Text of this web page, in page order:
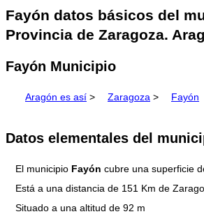
Fayón datos básicos del
Provincia de Zaragoza.
Fayón Municipio
Aragón es así > Zaragoza > Fayón
Datos elementales del
El municipio Fayón cubre una superficie
Está a una distancia de 151 Km de
Situado a una altitud de 92 m